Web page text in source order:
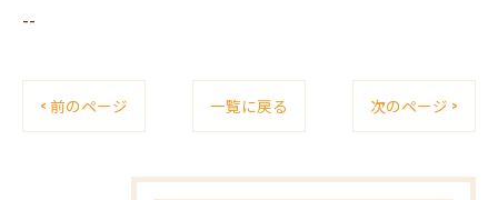
--
< 前のページ 一覧に戻る 次のページ >